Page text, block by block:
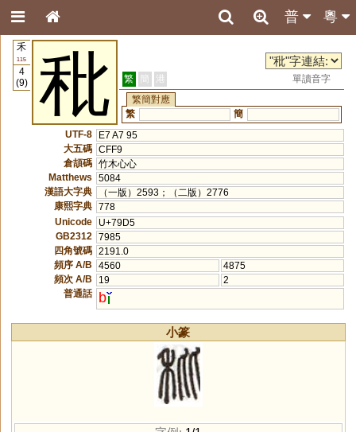
粵
普
禾
115
4
(9)
秕 繁 簡 港
單讀音字
繁簡對應
繁
簡
UTF-8
E7 A7 95
大五碼 CFF9
倉頡碼 竹木心心
Matthews
5084
漢語大字典
（一版）2593；（二版）2776
康熙字典 778
Unicode
U+79D5
GB2312
7985
四角號碼 2191.0
頻序 A/B
4560
4875
頻次 A/B
19
2
普通話
b
小篆